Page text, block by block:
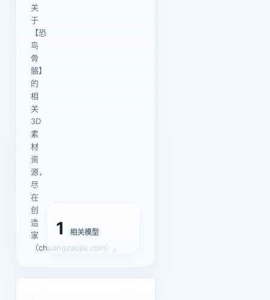
关
于
【恐
鸟
骨
骼】
的
相
关
3D
素
材
资
源，
尽
在
创
造
家
（chuangzaojia.com）。
1 相关模型